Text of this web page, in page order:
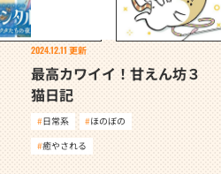
2024.12.11 更新
最高カワイイ！甘えん坊３
猫日記
日常系
ほのぼの
癒やされる